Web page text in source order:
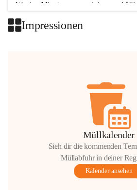
Wenige Minuten nur, und das
Impressionen
Müllkalender
Sieh dir die kommenden
Müllabfuhr in deiner
Kalender ansehen